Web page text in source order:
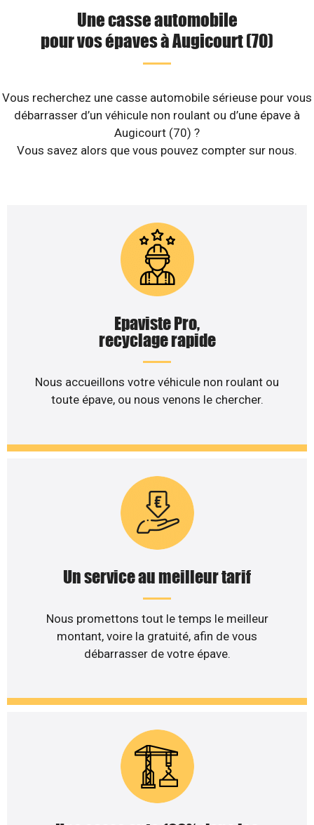
Une casse automobile
pour vos épaves à Augicourt (70)
Vous recherchez une casse automobile sérieuse pour vous
débarrasser d’un véhicule non roulant ou d’une épave à
Augicourt (70) ?
Vous savez alors que vous pouvez compter sur nous.
Epaviste Pro,
recyclage rapide
Nous accueillons votre véhicule non roulant ou
toute épave, ou nous venons le chercher.
Un service au meilleur tarif
Nous promettons tout le temps le meilleur
montant, voire la gratuité, afin de vous
débarrasser de votre épave.